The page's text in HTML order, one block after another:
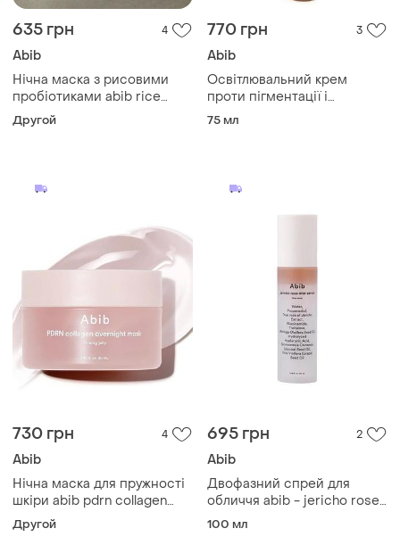
635 грн 4
Abib
Нічна маска з рисовими
пробіотиками abib rice
probiotics overnight mask
barrier jelly, 80 мл
Другой
770 грн 3
Abib
Освітлювальний крем
проти пігментації і
постакне abib
75 мл
730 грн 4
Abib
Нічна маска для пружності
шкіри abib pdrn collagen
overnight mask firming jelly,
80 мл
Другой
695 грн 2
Abib
Двофазний спрей для
обличчя abib - jericho rose
mist serum glow spray, 100
100 мл